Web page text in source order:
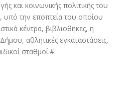
και κοινωνικής πολιτικής του
υπό την εποπτεία του οποίου
κέντρα, βιβλιοθήκες, η
αθλητικές εγκαταστάσεις,
σταθμοί.#